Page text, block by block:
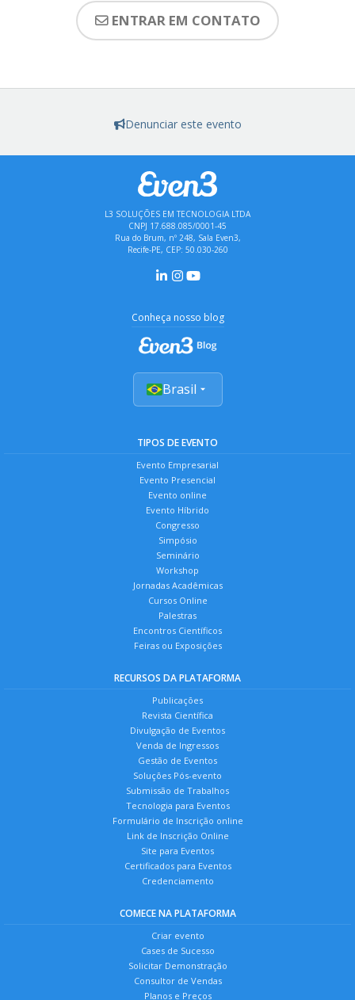
ENTRAR EM CONTATO
Denunciar este evento
L3 SOLUÇÕES EM TECNOLOGIA LTDA
CNPJ 17.688.085/0001-45
Rua do Brum, nº 248, Sala Even3,
Recife-PE, CEP: 50.030-260
Conheça nosso blog
Brasil
TIPOS DE EVENTO
Evento Empresarial
Evento Presencial
Evento online
Evento Híbrido
Congresso
Simpósio
Seminário
Workshop
Jornadas Acadêmicas
Cursos Online
Palestras
Encontros Científicos
Feiras ou Exposições
RECURSOS DA PLATAFORMA
Publicações
Revista Científica
Divulgação de Eventos
Venda de Ingressos
Gestão de Eventos
Soluções Pós-evento
Submissão de Trabalhos
Tecnologia para Eventos
Formulário de Inscrição online
Link de Inscrição Online
Site para Eventos
Certificados para Eventos
Credenciamento
COMECE NA PLATAFORMA
Criar evento
Cases de Sucesso
Solicitar Demonstração
Consultor de Vendas
Planos e Preços